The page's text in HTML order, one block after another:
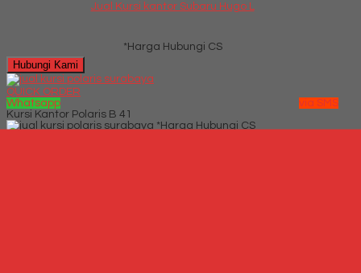
Jual Kursi kantor Subaru Hugo L
*Harga Hubungi CS
Hubungi Kami
QUICK ORDER
Whatsapp
via SMS
Kursi Kantor Polaris B 41
*Harga Hubungi CS